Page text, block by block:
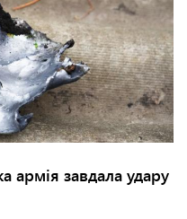
армія завдала удару